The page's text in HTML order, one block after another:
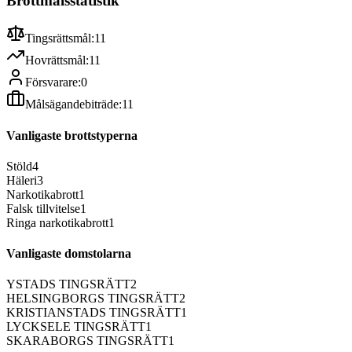
Tingsrättsmål:11
Hovrättsmål:11
Försvarare:0
Målsägandebiträde:11
Vanligaste brottstyperna
Stöld4
Häleri3
Narkotikabrott1
Falsk tillvitelse1
Ringa narkotikabrott1
Vanligaste domstolarna
YSTADS TINGSRÄTT2
HELSINGBORGS TINGSRÄTT2
KRISTIANSTADS TINGSRÄTT1
LYCKSELE TINGSRÄTT1
SKARABORGS TINGSRÄTT1